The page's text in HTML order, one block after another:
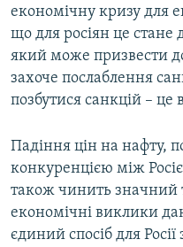
економічну кризу для
що для росіян це стане
який може призвести
захоче послаблення
позбутися санкцій – це
Падіння цін на нафту,
конкуренцією між
також чинить значний
економічні виклики
єдиний спосіб для